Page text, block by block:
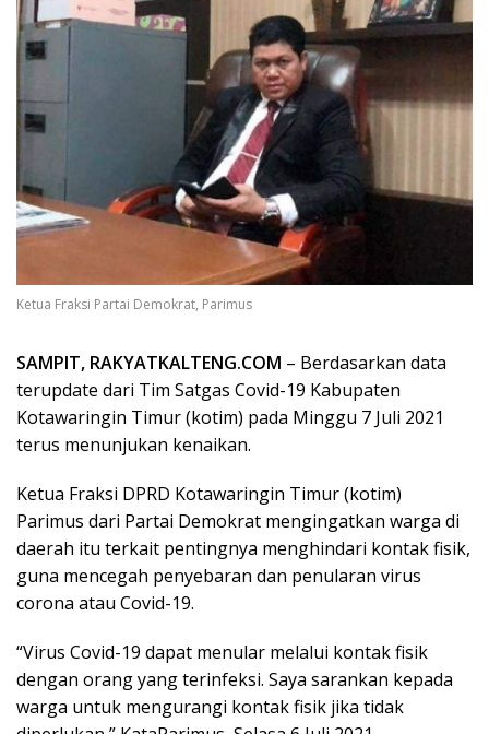
Ketua Fraksi Partai Demokrat, Parimus
SAMPIT, RAKYATKALTENG.COM – Berdasarkan data
terupdate dari Tim Satgas Covid-19 Kabupaten
Kotawaringin Timur (kotim) pada Minggu 7 Juli 2021
terus menunjukan kenaikan.
Ketua Fraksi DPRD Kotawaringin Timur (kotim)
Parimus dari Partai Demokrat mengingatkan warga di
daerah itu terkait pentingnya menghindari kontak fisik,
guna mencegah penyebaran dan penularan virus
corona atau Covid-19.
“Virus Covid-19 dapat menular melalui kontak fisik
dengan orang yang terinfeksi. Saya sarankan kepada
warga untuk mengurangi kontak fisik jika tidak